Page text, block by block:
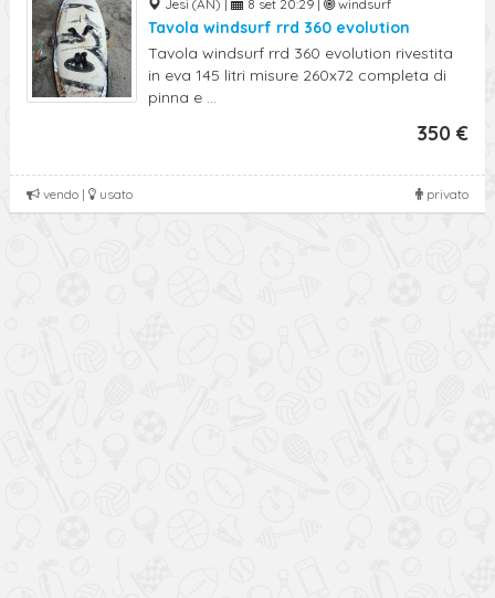
Jesi (AN) | 8 set 20:29 | windsurf
Tavola windsurf rrd 360 evolution
Tavola windsurf rrd 360 evolution rivestita
in eva 145 litri misure 260x72 completa di
pinna e ...
350 €
privato
vendo | usato